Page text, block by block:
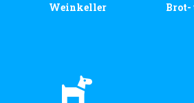
Weinkeller Brot-